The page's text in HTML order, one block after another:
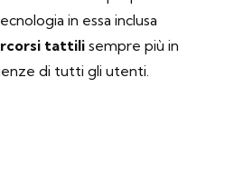
in essa inclusa
tattilisempre più in
di tutti gli utenti.